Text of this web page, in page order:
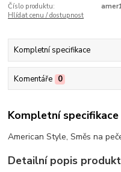
Číslo produktu:
Hlídat cenu / dostupnost
Kompletní specifikace
Komentáře 0
Kompletní specifikace
American Style, Směs na
Detailní popis